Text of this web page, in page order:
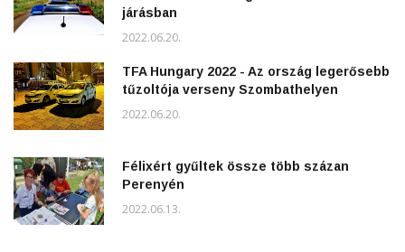
járásban
2022.06.20.
TFA Hungary 2022 - Az ország legerősebb
tűzoltója verseny Szombathelyen
2022.06.20.
Félixért gyűltek össze több százan
Perenyén
2022.06.13.